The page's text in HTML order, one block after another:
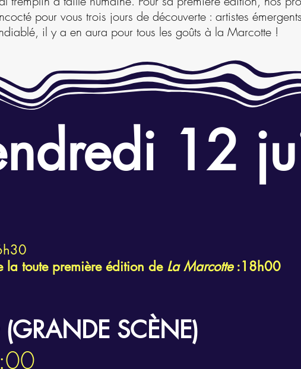
pour vous trois jours de découverte : artistes
il y a en aura pour tous les goûts à la Marcotte !
12
la toute première édition de La Marcotte:18h00
(GRANDE SCÈNE)